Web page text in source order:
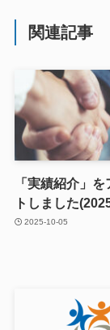
関連記事
「実績紹介」
トしました
2025-10-05